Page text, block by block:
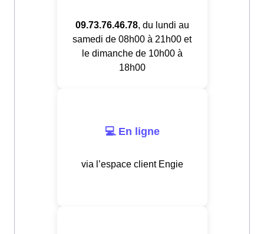
09.73.76.46.78, du lundi au
samedi de 08h00 à 21h00 et
le dimanche de 10h00 à
18h00
💻 En ligne
via l’espace client Engie